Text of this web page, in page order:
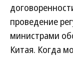
проведение
министрами
Китая. Когда